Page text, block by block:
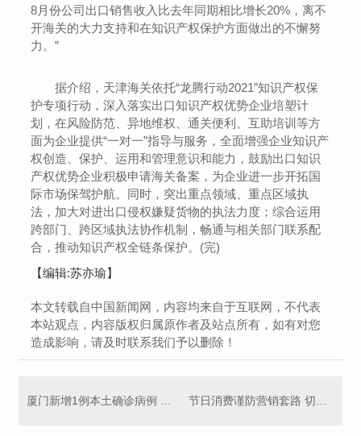
8月份公司出口销售收入比去年同期相比增长20%，离不
开海关的大力支持和在知识产权保护方面做出的不懈努
力。”
据介绍，天津海关依托“龙腾行动2021”知识产权保
护专项行动，深入落实出口知识产权优势企业培塑计
划，在风险防范、异地维权、通关便利、互助培训等方
面为企业提供“一对一”指导与服务，全面增强企业知识产
权创造、保护、运用和管理意识和能力，鼓励出口知识
产权优势企业积极申请海关备案，为企业进一步开拓国
际市场保驾护航。同时，突出重点领域、重点区域执
法，加大对进出口侵权嫌疑货物的执法力度；综合运用
跨部门、跨区域执法协作机制，畅通与相关部门联系配
合，推动知识产权全链条保护。(完)
【编辑:苏亦瑜】
本文转载自中国新闻网，内容均来自于互联网，不代表
本站观点，内容版权归属原作者及站点所有，如有对您
造成影响，请及时联系我们予以删除！